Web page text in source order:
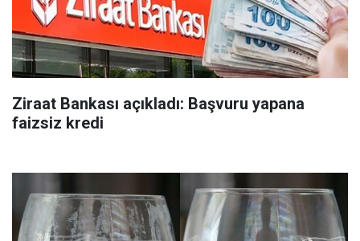
Ziraat Bankası açıkladı: Başvuru yapana
faizsiz kredi